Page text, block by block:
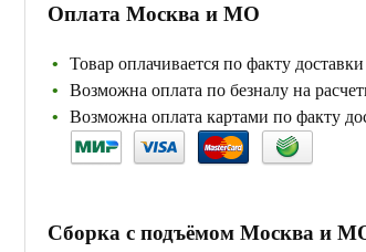
Оплата Москва и МО
Товар оплачивается по факту
Возможна оплата по безналу на
Возможна оплата картами по факту
Сборка с подъёмом Москва и